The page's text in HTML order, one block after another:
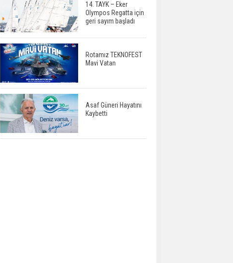
14. TAYK – Eker
Olympos Regatta için
geri sayım başladı
Rotamız TEKNOFEST
Mavi Vatan
Asaf Güneri Hayatını
Kaybetti